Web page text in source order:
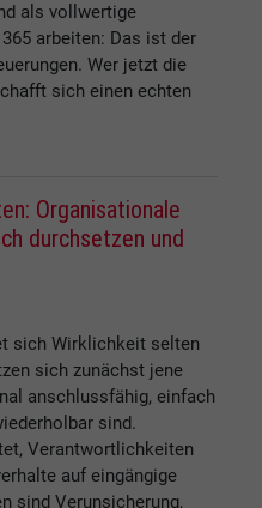
als vollwertige
arbeiten: Das ist der
Wer jetzt die
sich einen echten
Organisationale
durchsetzen und
sich Wirklichkeit selten
sich zunächst jene
anschlussfähig, einfach
sind.
Verantwortlichkeiten
auf eingängige
sind Verunsicherung,